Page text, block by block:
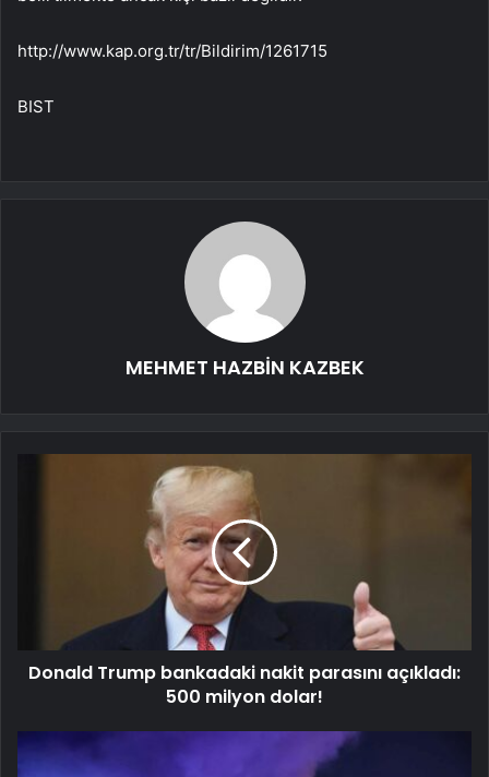
http://www.kap.org.tr/tr/Bildirim/1261715
BIST
MEHMET HAZBİN KAZBEK
Donald Trump bankadaki nakit parasını açıkladı:
500 milyon dolar!